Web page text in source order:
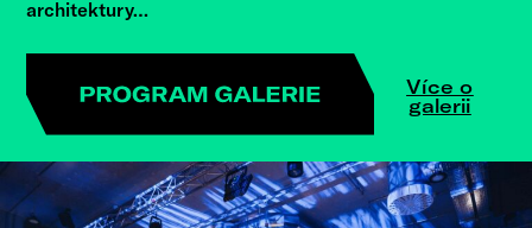
architektury…
Více o
galerii